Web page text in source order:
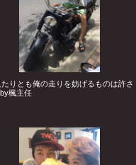
たりとも俺の走りを妨げるものは許さ
楓主任